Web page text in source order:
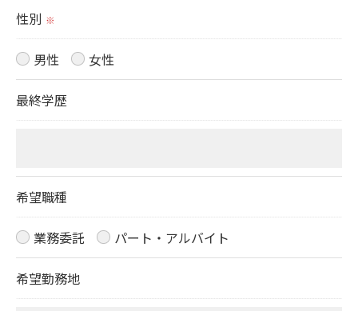
性別 ※
男性 女性
最終学歴
希望職種
業務委託 パート・アルバイト
希望勤務地